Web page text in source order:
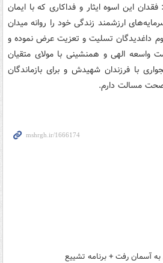
این اسوه ایثار و فداکاری که با ایمان
ارزشمند زندگی خود را روانه میدان
داغدیدگان تسلیت و تعزیت عرض نموده و
واسعه الهی و همنشینی با مولای متقیان
با فرزندان شهیدش و برای بازماندگان
صحت مسالت دارم.
آسمان رفت + برنامه تشییع